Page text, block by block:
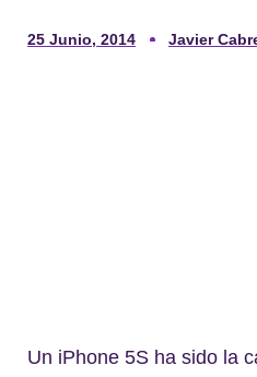
25 Junio, 2014 Javier
Un iPhone 5S ha sido la